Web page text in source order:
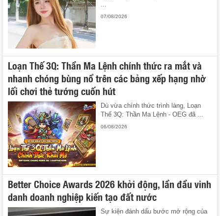
...
07/08/2026
Loạn Thế 3Q: Thần Ma Lệnh chính thức ra mắt và
nhanh chóng bùng nổ trên các bảng xếp hạng nhờ
lối chơi thẻ tướng cuốn hút
Dù vừa chính thức trình làng, Loạn
Thế 3Q: Thần Ma Lệnh - OEG đã ...
06/08/2026
Better Choice Awards 2026 khởi động, lần đầu vinh
danh doanh nghiệp kiến tạo đất nước
Sự kiện đánh dấu bước mở rộng của